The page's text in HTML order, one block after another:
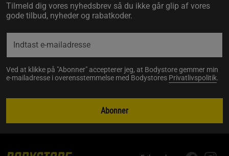
Tilmeld dig vores nyhedsbrev så du ikke går glip af vores
gode tilbud, nyheder og rabatkoder.
Ved at klikke på "Abonner" accepterer jeg, at Bodystore gemmer min
e-mailadresse i overensstemmelse med Bodystores Privatlivspolitik.
Abonner